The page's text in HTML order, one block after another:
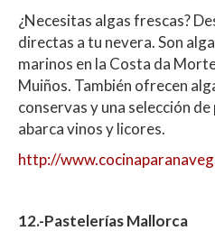
¿Necesitas algas frescas?
directas a tu nevera. Son
marinos en la Costa da
Muiños. También ofrecen
conservas y una selección
abarca vinos y licores.
http://
12.-Pastelerías Mallorca